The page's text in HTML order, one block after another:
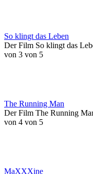
So klingt das Leben
Der Film So klingt das
von 3 von 5
The Running Man
Der Film The Running
von 4 von 5
MaXXXine